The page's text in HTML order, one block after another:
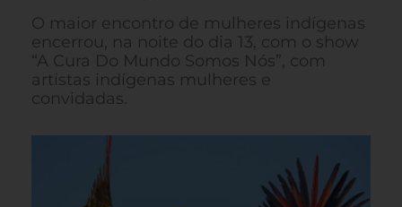
O maior encontro de mulheres indígenas
encerrou, na noite do dia 13, com o show
“A Cura Do Mundo Somos Nós”, com
artistas indígenas mulheres e
convidadas.